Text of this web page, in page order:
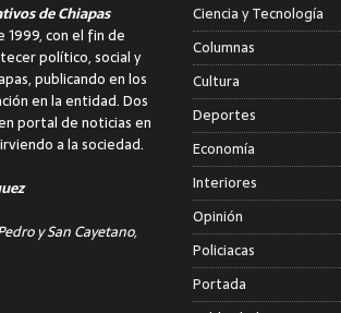
de Chiapas
con el fin de
político, social y
publicando en los
en la entidad. Dos
portal de noticias en
a la sociedad.
y San Cayetano,
Ciencia y Tecnología
Columnas
Cultura
Deportes
Economía
Interiores
Opinión
Policiacas
Portada